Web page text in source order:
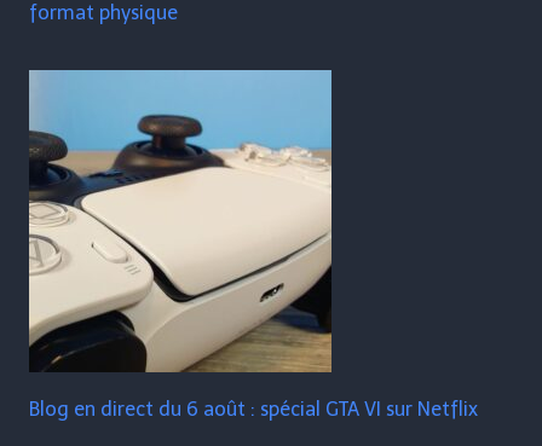
format physique
Blog en direct du 6 août : spécial GTA VI sur Netflix